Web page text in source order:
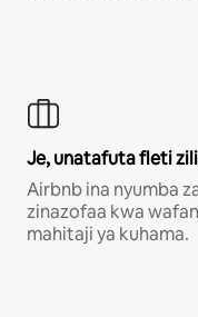
Je, unatafuta fleti
Airbnb ina nyumba
zinazofaa kwa
mahitaji ya kuhama.